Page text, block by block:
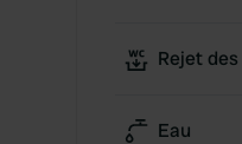
Rejet
Eau